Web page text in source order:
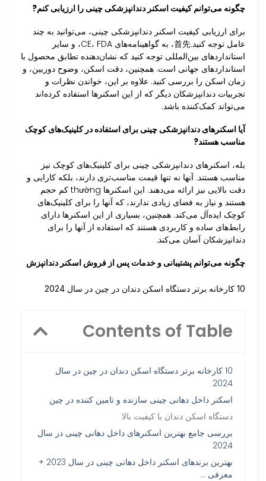
چگونه می‌توانم کیفیت اسکنر دندانپزشکی چینی را ارزیابی کنم?
برای ارزیابی کیفیت اسکنر دندانپزشکی چینی، می‌توانید به چند
عامل توجه کنید.首先، به گواهینامه‌های CE، FDA، و سایر
استانداردهای بین‌المللی توجه کنید که نشان‌دهنده تطابق محصول با
استانداردهای جهانی است. همچنین، دقت اسکن، وضوح دوربین، و
زمان اسکن را بررسی کنید. علاوه بر این، خواندن نظرات و
تجربیات دندانپزشکان دیگر که از این اسکنرها استفاده کرده‌اند
می‌تواند کمک‌کننده باشد.
آیا اسکنرهای دندانپزشکی چینی برای استفاده در کلینیک‌های کوچک
مناسب هستند?
بله، اسکنرهای دندانپزشکی چینی برای کلینیک‌های کوچک نیز
مناسب هستند. آنها نه تنها قیمت مناسب‌تری دارند، بلکه کارایی و
دقت بالایی نیز ارائه می‌دهند. این اسکنرها thường کم حجم
هستند و نیاز به فضای زیادی ندارند، که آنها را برای کلینیک‌های
کوچک ایده‌آل می‌کند. همچنین، بسیاری از این اسکنرها دارای
رابط‌های ساده و کاربردی هستند که استفاده از آنها را برای
دندانپزشکان آسان می‌کند.
چگونه می‌توانم پشتیبانی و خدمات پس از فروش اسکنر دندانپزش
10 کارخانه برتر دستگاه اسکن دندان در چین در سال 2024
Contents of Table
10 کارخانه برتر دستگاه اسکن دندان در چین در سال
2024
اسکنر داخل دهانی چینی سازنده و تامین کننده در چین
دستگاه اسکن دندان با کیفیت بالا
بررسی جامع بهترین اسکنرهای داخل دهانی چینی در سال
2024
بهترین برندهای اسکنر داخل دهانی چینی در سال 2023 +
معرفی …